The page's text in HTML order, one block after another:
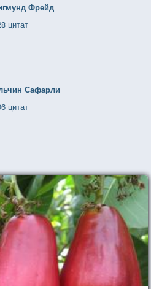
Фрейд
цитат
Сафарли
цитат